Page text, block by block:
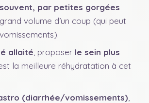
par petites gorgées
volume d’un coup (qui peut
allaité , proposer le sein plus
la meilleure réhydratation à cet
(diarrhée/vomissements)